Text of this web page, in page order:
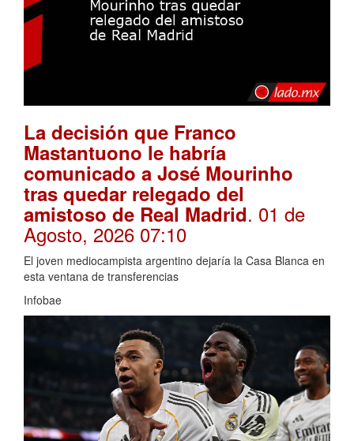
La decisión que Franco
Mastantuono le habría
comunicado a José Mourinho
tras quedar relegado del
amistoso de Real Madrid. 01 de
Agosto, 2026 07:10
El joven mediocampista argentino dejaría la Casa Blanca en
esta ventana de transferencias
Infobae